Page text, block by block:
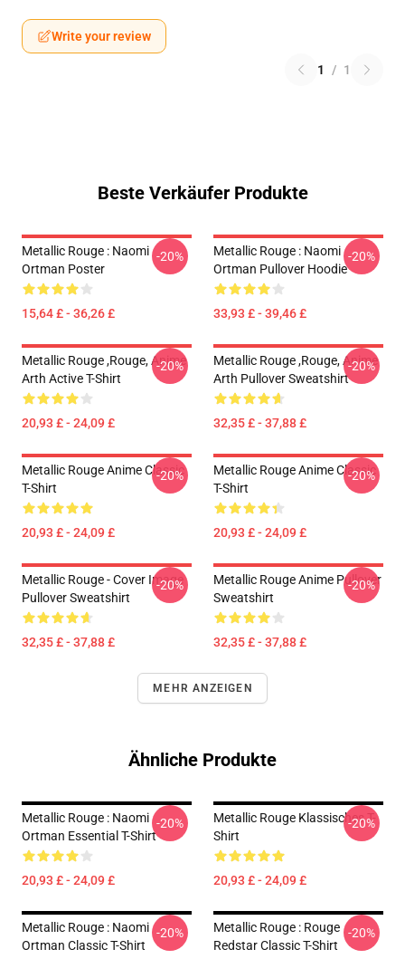
Write your review
1 / 1
Beste Verkäufer Produkte
Metallic Rouge : Naomi
Ortman Poster
15,64 £ - 36,26 £
-20%
Metallic Rouge : Naomi
Ortman Pullover Hoodie
33,93 £ - 39,46 £
-20%
Metallic Rouge ,rouge, Anime
Arth Active T-Shirt
20,93 £ - 24,09 £
-20%
Metallic Rouge ,rouge, Anime
Arth Pullover Sweatshirt
32,35 £ - 37,88 £
-20%
Metallic Rouge Anime Classic
T-Shirt
20,93 £ - 24,09 £
-20%
Metallic Rouge Anime Classic
T-Shirt
20,93 £ - 24,09 £
-20%
Metallic Rouge - Cover Image
Pullover Sweatshirt
32,35 £ - 37,88 £
-20%
Metallic Rouge Anime Pullover
Sweatshirt
32,35 £ - 37,88 £
-20%
MEHR ANZEIGEN
Ähnliche Produkte
Metallic Rouge : Naomi
Ortman Essential T-Shirt
20,93 £ - 24,09 £
-20%
Metallic Rouge Klassisches T-
Shirt
20,93 £ - 24,09 £
-20%
Metallic Rouge : Naomi
Ortman Classic T-Shirt
-20%
Metallic Rouge : Rouge
Redstar Classic T-Shirt
-20%